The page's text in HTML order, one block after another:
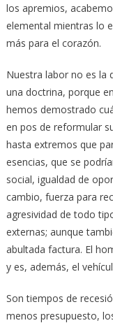
los apremios,
elemental mientras lo
más para el corazón.
Nuestra labor no es la
una doctrina, porque
hemos demostrado
en pos de reformular
hasta extremos que
esencias, que se
social, igualdad de
cambio, fuerza para
agresividad de todo
externas; aunque
abultada factura. El
y es, además, el
Son tiempos de
menos presupuesto,